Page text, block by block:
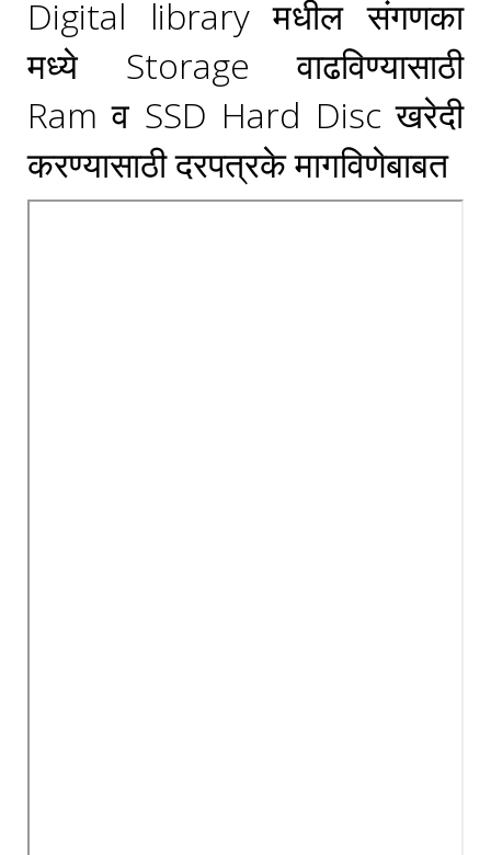
Digital library मधील संगणका
मध्ये Storage वाढविण्यासाठी
Ram व SSD Hard Disc खरेदी
करण्यासाठी दरपत्रके मागविणेबाबत